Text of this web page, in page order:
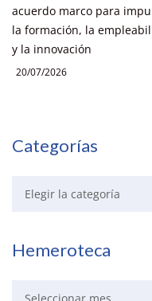
acuerdo marco para
la formación, la
y la innovación
20/07/2026
Categorías
Hemeroteca